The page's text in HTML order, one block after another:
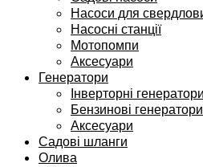
Насоси для
Насосні станції
Мотопомпи
Аксесуари
Генератори
Інверторні генератори
Бензинові генератори
Аксесуари
Садові шланги
Олива